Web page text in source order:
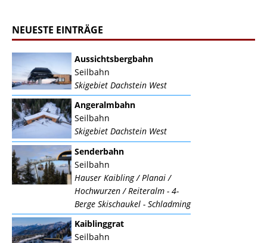
NEUESTE EINTRÄGE
Aussichtsbergbahn
Seilbahn
Skigebiet Dachstein West
Angeralmbahn
Seilbahn
Skigebiet Dachstein West
Senderbahn
Seilbahn
Hauser Kaibling / Planai /
Hochwurzen / Reiteralm - 4-
Berge Skischaukel - Schladming
Kaiblinggrat
Seilbahn